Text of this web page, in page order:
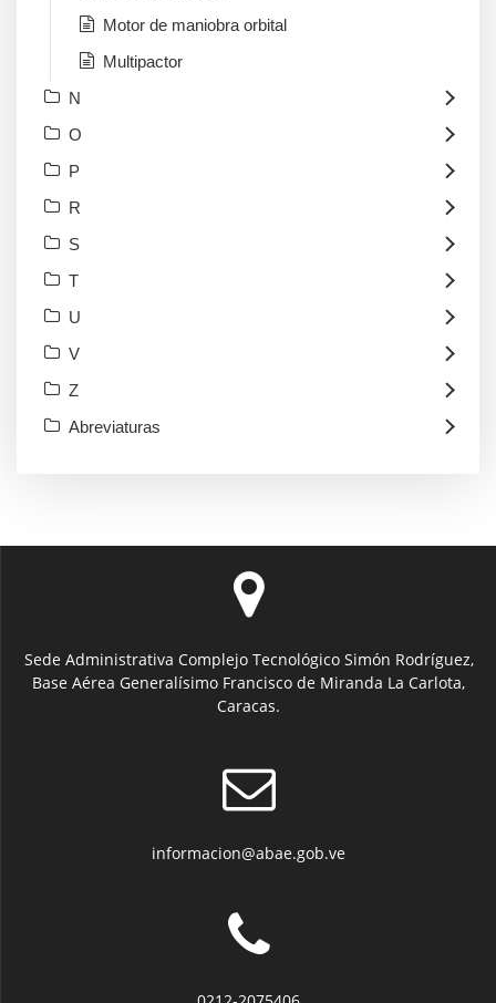
Motor de maniobra orbital
Multipactor
N
O
P
R
S
T
U
V
Z
Abreviaturas
Sede Administrativa Complejo Tecnológico Simón Rodríguez,
Base Aérea Generalísimo Francisco de Miranda La Carlota,
Caracas.
informacion@abae.gob.ve